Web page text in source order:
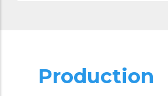
Production